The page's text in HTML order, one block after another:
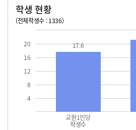
학생 현황
(전체학생수 : 1336)
4
8
12
16
20
교원1인당
학생수
17.6